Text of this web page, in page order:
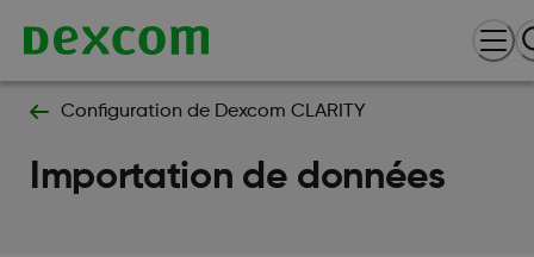
Configuration de Dexcom CLARITY
Importation de données